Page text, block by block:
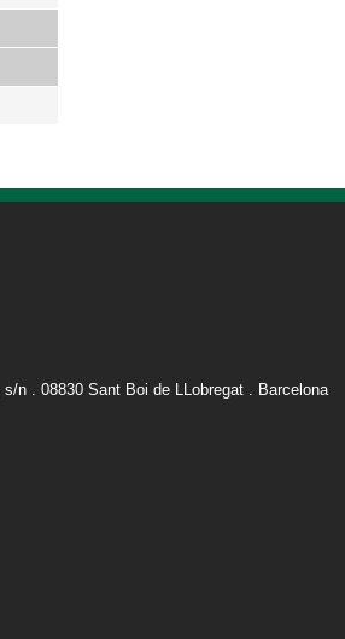
n . 08830 Sant Boi de LLobregat . Barcelona